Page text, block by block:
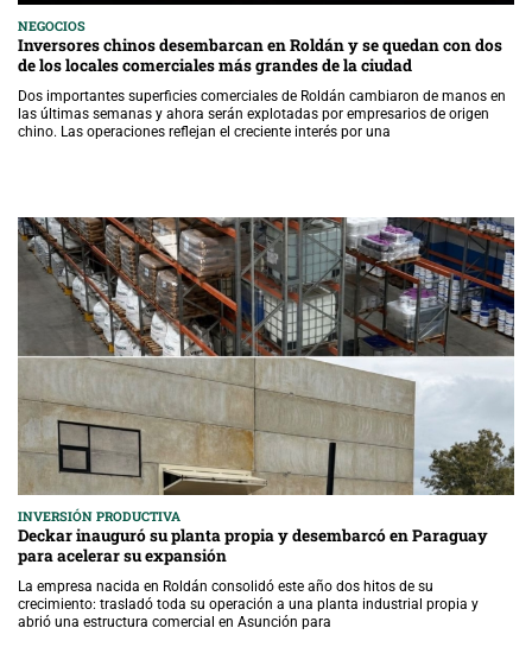
NEGOCIOS
Inversores chinos desembarcan en Roldán y se quedan con dos
de los locales comerciales más grandes de la ciudad
Dos importantes superficies comerciales de Roldán cambiaron de manos en
las últimas semanas y ahora serán explotadas por empresarios de origen
chino. Las operaciones reflejan el creciente interés por una
INVERSIÓN PRODUCTIVA
Deckar inauguró su planta propia y desembarcó en Paraguay
para acelerar su expansión
La empresa nacida en Roldán consolidó este año dos hitos de su
crecimiento: trasladó toda su operación a una planta industrial propia y
abrió una estructura comercial en Asunción para